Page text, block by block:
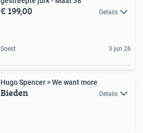
€ 199,00 Details
Soest 3 jun 26
Hugo Spencer > We want more
Bieden Details